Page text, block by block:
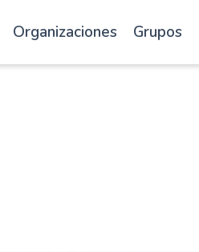
Organizaciones Grupos